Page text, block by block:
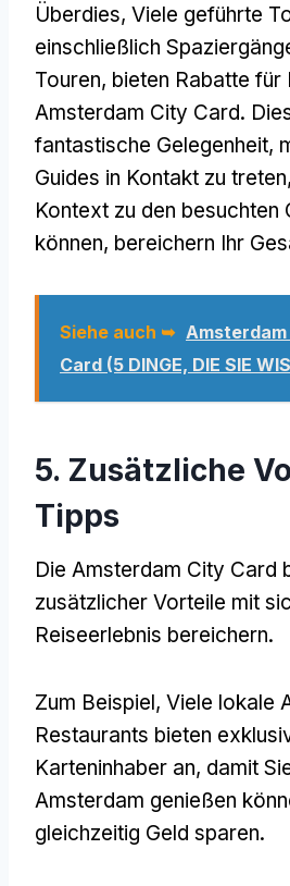
Überdies, Viele geführte
einschließlich
Touren, bieten Rabatte für
Amsterdam City Card.
fantastische Gelegenheit,
Guides in Kontakt zu
Kontext zu den besuchten
können, bereichern Ihr
Siehe auch ➥
Card (5 DINGE, DIE SIE
5. Zusätzliche
Tipps
Die Amsterdam City Card
zusätzlicher Vorteile mit
Reiseerlebnis bereichern.
Zum Beispiel, Viele lokale
Restaurants bieten
Karteninhaber an, damit
Amsterdam genießen
gleichzeitig Geld sparen.